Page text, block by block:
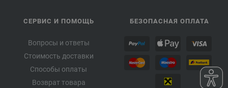
СЕРВИС И ПОМОЩЬ
Вопросы и ответы
Стоимость доставки
Способы оплаты
Возврат товара
БЕЗОПАСНАЯ ОПЛАТА